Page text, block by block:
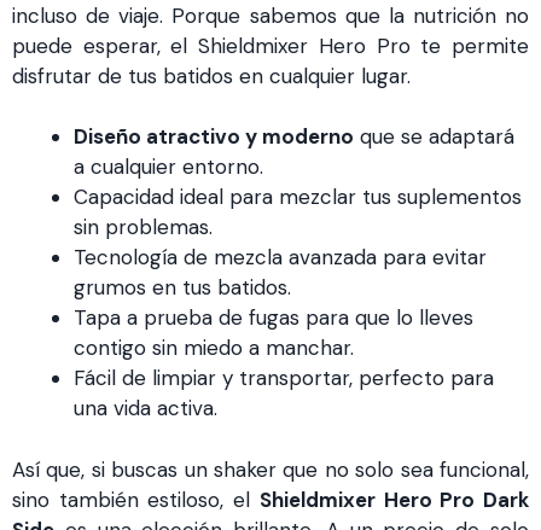
incluso de viaje. Porque sabemos que la nutrición no
puede esperar, el Shieldmixer Hero Pro te permite
disfrutar de tus batidos en cualquier lugar.
Diseño atractivo y moderno que se adaptará
a cualquier entorno.
Capacidad ideal para mezclar tus suplementos
sin problemas.
Tecnología de mezcla avanzada para evitar
grumos en tus batidos.
Tapa a prueba de fugas para que lo lleves
contigo sin miedo a manchar.
Fácil de limpiar y transportar, perfecto para
una vida activa.
Así que, si buscas un shaker que no solo sea funcional,
sino también estiloso, el Shieldmixer Hero Pro Dark